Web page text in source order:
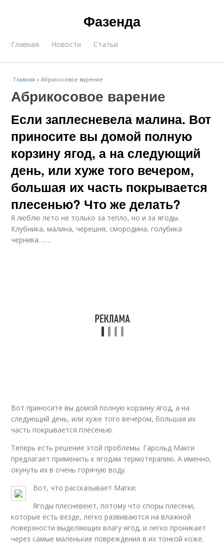
Фазенда
Главная Новости Статьи
Главная »Абрикосовое варение
Абрикосовое варение
Если заплесневела малина. Вот
приносите вы домой полную
корзину ягод, а на следующий
день, или хуже того вечером,
большая их часть покрывается
плесенью? Что же делать?
Я люблю лето не только за тепло, но и за ягоды.
Клубника, малина, черешня, смородина, голубика
черника…….
Вот приносите вы домой полную корзину ягод, а на
следующий день, или хуже того вечером, большая их
часть покрывается плесенью.
Теперь есть решение этой проблемы. Гарольд Макги
предлагает применить к ягодам термотерапию. А именно,
окунуть их в очень горячую воду.
Вот, что рассказывает Магки:
Ягоды плесневеют, потому что споры плесени,
которые есть везде, легко развиваются на влажной
поверхности выделяющих влагу ягод, и легко проникает
через самые маленькие повреждения в их тонкой коже.